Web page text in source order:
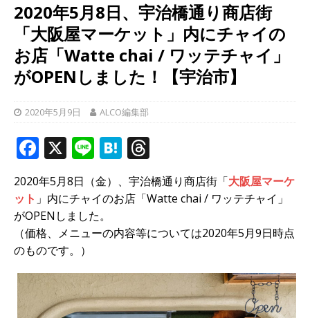
2020年5月8日、宇治橋通り商店街
「大阪屋マーケット」内にチャイの
お店「Watte chai / ワッテチャイ」
がOPENしました！【宇治市】
2020年5月9日 ALCO編集部
F
a
c
e
b
o
o
k
X Li
n
e
H
at
e
n
a
h
r
a
s
2020年5月8日（金）、宇治橋通り商店街「大阪屋マーケ
ット 」内にチャイのお店「Watte chai / ワッテチャイ」
がOPENしました。
（価格、メニューの内容等については2020年5月9日時点
のものです。）